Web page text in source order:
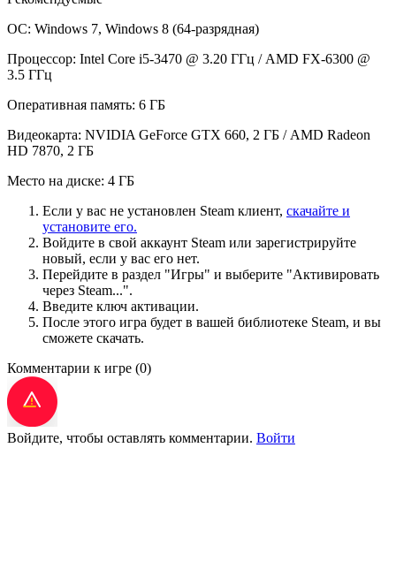
ОС: Windows 7, Windows 8 (64-разрядная)
Процессор: Intel Core i5-3470 @ 3.20 ГГц / AMD FX-6300 @
3.5 ГГц
Оперативная память: 6 ГБ
Видеокарта: NVIDIA GeForce GTX 660, 2 ГБ / AMD Radeon
HD 7870, 2 ГБ
Место на диске: 4 ГБ
Если у вас не установлен Steam клиент, скачайте и
установите его.
Войдите в свой аккаунт Steam или зарегистрируйте
новый, если у вас его нет.
Перейдите в раздел "Игры" и выберите "Активировать
через Steam...".
Введите ключ активации.
После этого игра будет в вашей библиотеке Steam, и вы
сможете скачать.
Комментарии к игре (0)
Войдите, чтобы оставлять комментарии. Войти